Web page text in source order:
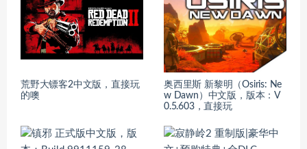
荒野大镖客2中文版，直接玩
的噢
奥西里斯 新黎明（Osiris: Ne
w Dawn）中文版，版本：V
0.5.603，直接玩